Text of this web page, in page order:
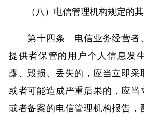
（八）电信管理机构规定的其
第十四条 电信业务经营者
提供者保管的用户个人信息发
露、毁损、丢失的，应当立即
或者可能造成严重后果的，应
或者备案的电信管理机构报告